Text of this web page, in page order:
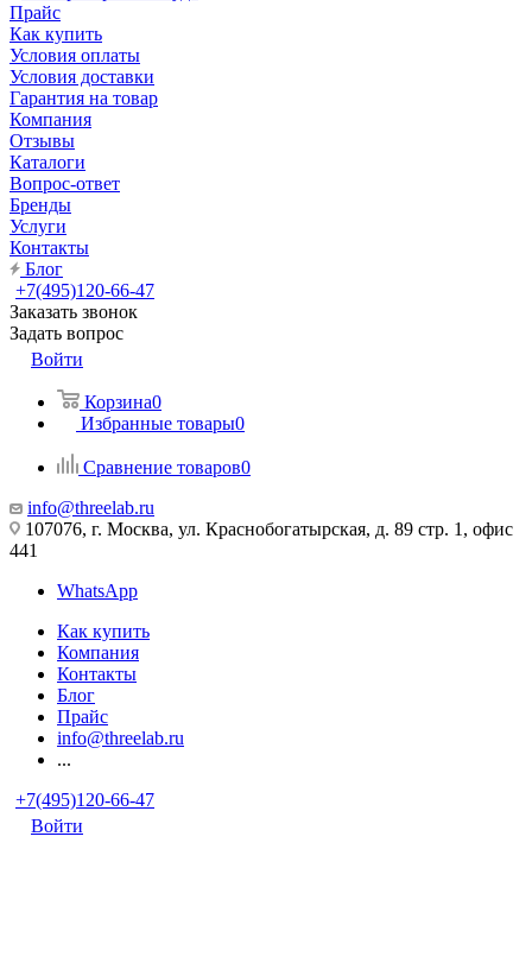
Прайс
Как купить
Условия оплаты
Условия доставки
Гарантия на товар
Компания
Отзывы
Каталоги
Вопрос-ответ
Бренды
Услуги
Контакты
Блог
+7(495)120-66-47
Заказать звонок
Задать вопрос
Войти
Корзина0
Избранные товары0
Сравнение товаров0
info@threelab.ru
107076, г. Москва, ул. Краснобогатырская, д. 89 стр. 1, офис
441
WhatsApp
Как купить
Компания
Контакты
Блог
Прайс
info@threelab.ru
...
+7(495)120-66-47
Войти